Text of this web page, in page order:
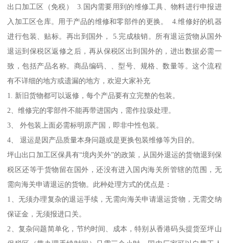
出口加工区（免税） 3.国内需要用到的维修工具、物料进行申报进
入加工区仓库。用于产品的维修和零部件的更换。 4.维修好的机器
进行包装、贴标。再出到国外， 5.完成核销。所有退运货物从国外
退运到保税区返修之后，再从保税区出到国外的，进出数据必需一
致，包括产品名称。商品编码、、型号、规格、数量等。这个流程
有不详细的地方或遗漏的地方，欢迎大家补充
1. 新旧货物都可以返修，每个产品要有立完整的包装。
2、维修完的零部件不能再带进国内，需作拉圾处理。
3、 外包装上面必需标明原产国，即非中性包装。
4、 退运是因产品质量本身问题或是更换包装维修等为目的。
坪山出口加工区保具有“境内关外”的政策，从国外退运的货物退到保
税区还等于货物留在国外，还没有进入国内海关所管辖的范围，无
需向海关申请退运的货物。此种处理方式的优点是：
1、无须办理复杂的退运手续，无需向海关申请退运货物，无需交纳
保证金，无须报进口关。
2、复杂问题简单化，节约时间、成本，特别从香港码头提货至坪山